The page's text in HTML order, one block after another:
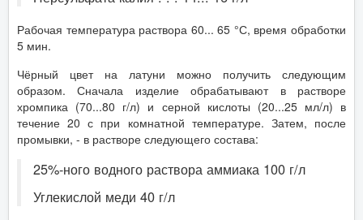
Рабочая температура раствора 60... 65 °С, время обработки
5 мин.
Чёрный цвет на латуни можно получить следующим
образом. Сначала изделие обрабатывают в растворе
хромпика (70...80 г/л) и серной кислоты (20...25 мл/л) в
течение 20 с при комнатной температуре. Затем, после
промывки, - в растворе следующего состава:
25%-ного водного раствора аммиака 100 г/л
Углекислой меди 40 г/л